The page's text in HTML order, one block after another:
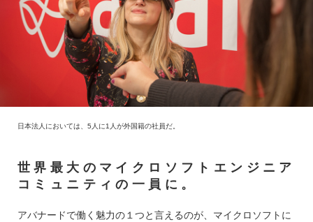
日本法人においては、5人に1人が外国籍の社員だ。
世界最大のマイクロソフトエンジニア
コミュニティの一員に。
アバナードで働く魅力の１つと言えるのが、マイクロソフトに